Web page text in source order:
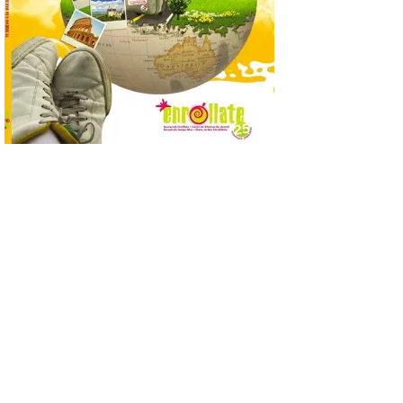
riesgo de colapso. Los procuradores de
Unión del Pueblo […]
La Universidad de León
distribuye folletos con la
programación del evento
del eclipse solar que